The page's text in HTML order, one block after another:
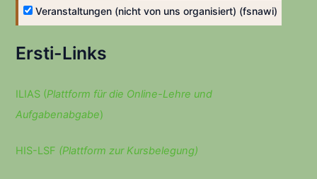
Veranstaltungen (nicht von uns organisiert) (fsnawi)
Ersti-Links
ILIAS (Plattform für die Online-Lehre und
Aufgabenabgabe)
HIS-LSF (Plattform zur Kursbelegung)